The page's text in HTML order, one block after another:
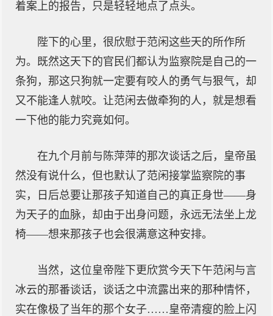
着案上的报告，只是轻轻地点了点头。
陛下的心里，很欣慰于范闲这些天的所作所
为。既然这天下的官民们都认为监察院是自己的一
条狗，那这只狗就一定要有咬人的勇气与狠气，却
又不能逢人就咬。让范闲去做牵狗的人，就是想看
一下他的能力究竟如何。
在九个月前与陈萍萍的那次谈话之后，皇帝虽
然没有说什么，但也默认了范闲接掌监察院的事
实，日后总要让那孩子知道自己的真正身世——身
为天子的血脉，却由于出身问题，永远无法坐上龙
椅——想来那孩子也会很满意这种安排。
当然，这位皇帝陛下更欣赏今天下午范闲与言
冰云的那番谈话，谈话之中流露出来的那种情怀，
实在像极了当年的那个女子……皇帝清瘦的脸上闪